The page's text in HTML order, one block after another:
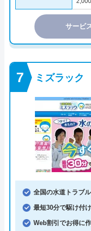
サービ
ミズラック
全国の水道トラブ
最短30分で駆け付
Web割引でお得に